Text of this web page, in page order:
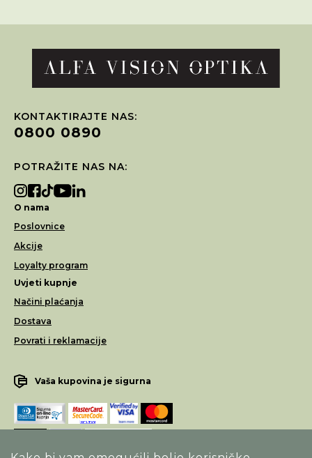
KONTAKTIRAJTE NAS:
0800 0890
POTRAŽITE NAS NA:
O nama
Poslovnice
Akcije
Loyalty program
Uvjeti kupnje
Načini plaćanja
Dostava
Povrati i reklamacije
Vaša kupovina je sigurna